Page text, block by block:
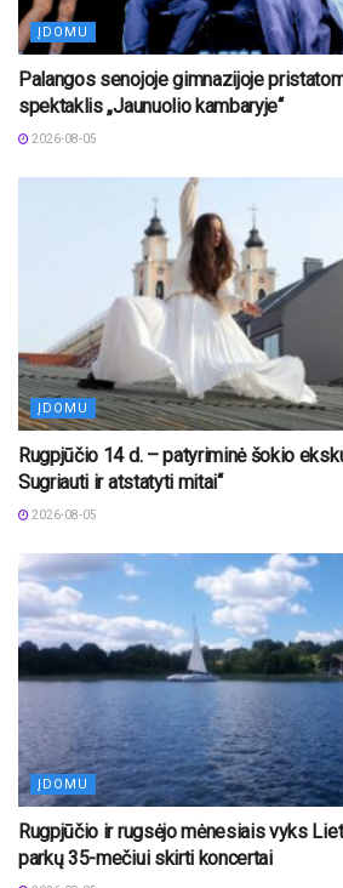
ĮDOMU
Palangos senojoje gimnazijoje
spektaklis „Jaunuolio kambaryje“
2026-08-05
ĮDOMU
Rugpjūčio 14 d. – patyriminė šokio
Sugriauti ir atstatyti mitai“
2026-08-05
ĮDOMU
Rugpjūčio ir rugsėjo mėnesiais vyks
parkų 35-mečiui skirti koncertai